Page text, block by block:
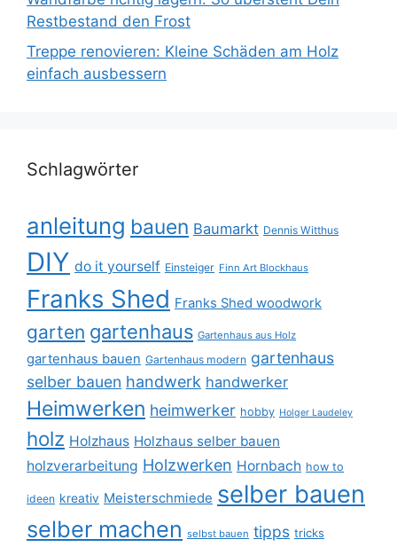
Restbestand den Frost
Treppe renovieren: Kleine Schäden am Holz
einfach ausbessern
Schlagwörter
anleitung bauen Baumarkt Dennis Witthus
DIY do it yourself Einsteiger Finn Art Blockhaus
Franks Shed Franks Shed woodwork
garten gartenhaus Gartenhaus aus Holz
gartenhaus bauen Gartenhaus modern gartenhaus
selber bauen handwerk handwerker
Heimwerken heimwerker hobby Holger Laudeley
holz Holzhaus Holzhaus selber bauen
holzverarbeitung Holzwerken Hornbach how to
ideen kreativ Meisterschmiede selber bauen
selber machen selbst bauen tipps tricks